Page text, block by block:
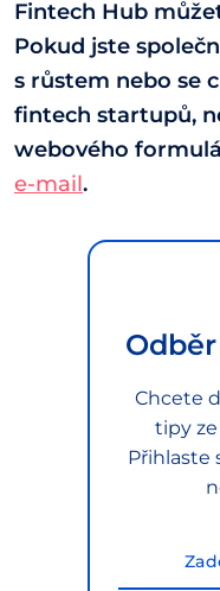
Fintech Hub
Pokud jste
s růstem nebo se
fintech startupů,
webového
e-mail.
Chcete
tipy ze
Přihlaste